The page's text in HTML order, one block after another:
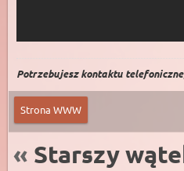
Potrzebujesz kontaktu
Strona WWW
« Starszy